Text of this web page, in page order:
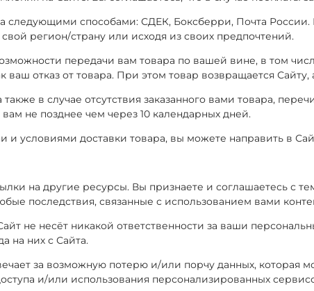
следующими способами: СДЕК, Боксберри, Почта
регион/страну или исходя из своих предпочтений.
передачи вам товара по вашей вине, в том
ваш отказ от товара. При этом товар возвращается Сайту,
также в случае отсутствия заказанного вами товара,
не позднее чем через 10 календарных дней.
и условиями доставки товара, вы можете направить в
на другие ресурсы. Вы признаете и соглашаетесь с
последствия, связанные с использованием вами
не несёт никакой ответственности за ваши
на них с Сайта.
за возможную потерю и/или порчу данных,
и/или использования персонализированных